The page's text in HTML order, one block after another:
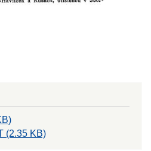
(2.35 KB)